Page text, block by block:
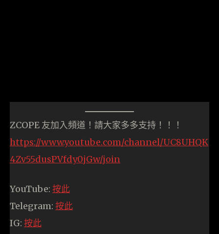
ZCOPE 友加入頻道！請大家多多支持！！！
https://www.youtube.com/channel/UC8UHQK
4Zv55dusPVfdy0jGw/join
YouTube: 按此
Telegram: 按此
IG: 按此